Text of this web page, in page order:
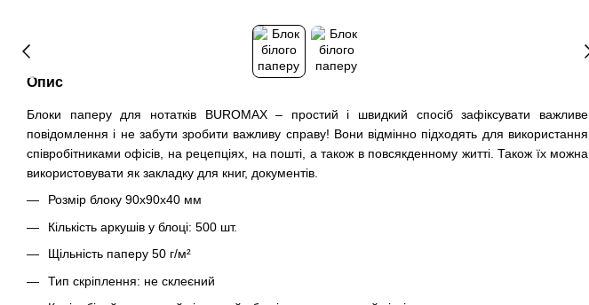
Опис
Блоки паперу для нотатків BUROMAX – простий і швидкий спосіб зафіксувати важливе
повідомлення і не забути зробити важливу справу! Вони відмінно підходять для використання
співробітниками офісів, на рецепціях, на пошті, а також в повсякденному житті. Також їх можна
використовувати як закладку для книг, документів.
Розмір блоку 90х90х40 мм
Кількість аркушів у блоці: 500 шт.
Щільність паперу 50 г/м²
Тип скріплення: не склеєний